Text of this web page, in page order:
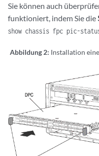
Sie können auch
funktioniert, indem Sie die
show chassis fpc pic-
Abbildung 2: Installation